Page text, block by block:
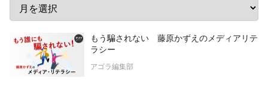
もう騙されない 藤原かずえのメディアリテ
ラシー
アゴラ編集部